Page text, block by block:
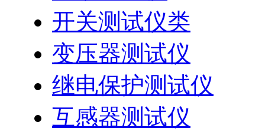
开关测试仪类
变压器测试仪
继电保护测试仪
互感器测试仪